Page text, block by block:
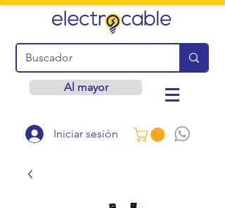
Al mayor
Iniciar sesión